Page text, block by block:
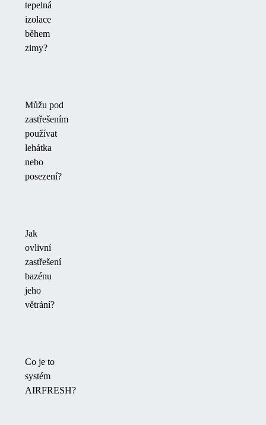
tepelná
izolace
během
zimy?
Můžu pod
zastřešením
používat
lehátka
nebo
posezení?
Jak
ovlivní
zastřešení
bazénu
jeho
větrání?
Co je to
systém
AIRFRESH?